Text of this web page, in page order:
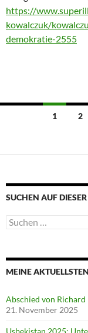
https://
kowalczuk/
demokratie-2555
1 2
SUCHEN AUF
Suche
nach:
MEINE
Abschied von
21. November 2025
Usbekistan 2025: